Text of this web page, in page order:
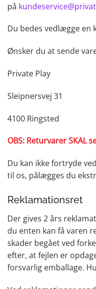
på
Du bedes vedlægge en
Ønsker du at sende
Private Play
Sleipnersvej 31
4100 Ringsted
OBS: Returvarer SKAL
Du kan ikke fortryde
til os, pålægges du
Reklamationsret
Der gives 2 års
du enten kan få varen
skader begået ved
efter, at fejlen er
forsvarlig emballage.